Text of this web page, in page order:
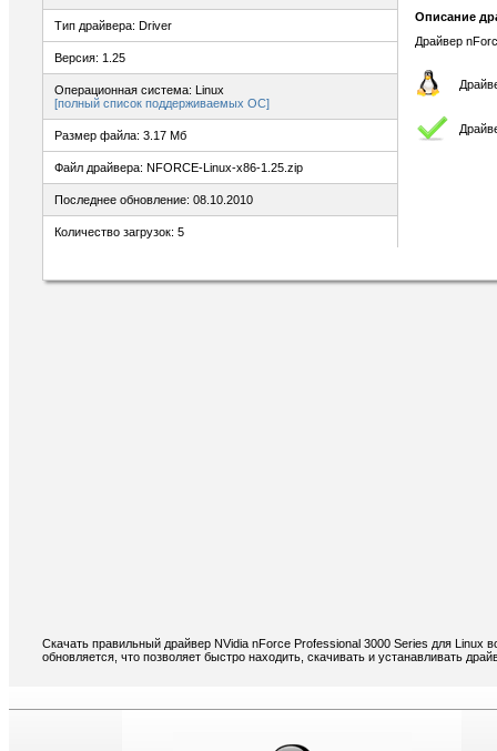
Тип драйвера: Driver
Версия: 1.25
Операционная система: Linux
[полный список поддерживаемых ОС]
Размер файла: 3.17 Мб
Файл драйвера: NFORCE-Linux-x86-1.25.zip
Последнее обновление: 08.10.2010
Количество загрузок: 5
Описание
Драйвер
Скачать правильный драйвер NVidia nForce Professional 3000 Series для Linux
обновляется, что позволяет быстро находить, скачивать и устанавливать